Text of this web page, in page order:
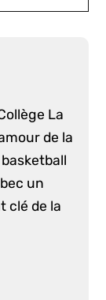
La
de la
un
clé de la